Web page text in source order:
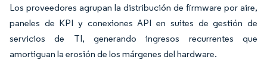
Los proveedores agrupan la distribución de firmware por aire,
paneles de KPI y conexiones API en suites de gestión de
servicios de TI, generando ingresos recurrentes que
amortiguan la erosión de los márgenes del hardware.